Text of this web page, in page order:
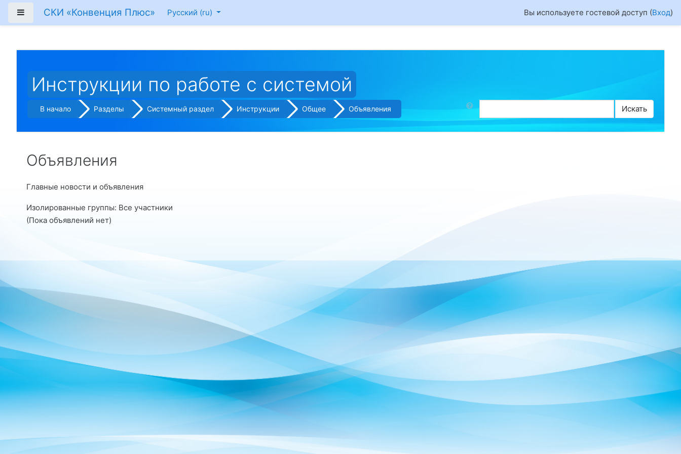
Перейти к основному содержанию
Боковая панель
СКИ «Конвенция Плюс» Русский ‎(ru)‎ Вы используете гостевой доступ (Вход)
Инструкции по работе с системой
В начало Разделы Системный раздел Инструкции Общее Объявления
Поиск по форумам
Искать
Объявления
Главные новости и объявления
Изолированные группы: Все участники
(Пока объявлений нет)